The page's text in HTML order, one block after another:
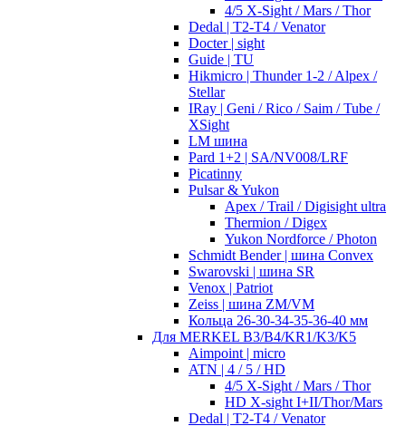
4/5 X-Sight / Mars / Thor
Dedal | T2-T4 / Venator
Docter | sight
Guide | TU
Hikmicro | Thunder 1-2 / Alpex /
Stellar
IRay | Geni / Rico / Saim / Tube /
XSight
LM шина
Pard 1+2 | SA/NV008/LRF
Picatinny
Pulsar & Yukon
Apex / Trail / Digisight ultra
Thermion / Digex
Yukon Nordforce / Photon
Schmidt Bender | шина Convex
Swarovski | шина SR
Venox | Patriot
Zeiss | шина ZM/VM
Кольца 26-30-34-35-36-40 мм
Для MERKEL B3/B4/KR1/K3/K5
Aimpoint | micro
ATN | 4 / 5 / HD
4/5 X-Sight / Mars / Thor
HD X-sight I+II/Thor/Mars
Dedal | T2-T4 / Venator